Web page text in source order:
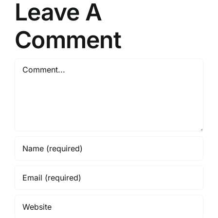
Leave A
Comment
Comment